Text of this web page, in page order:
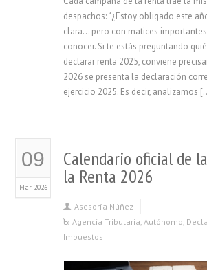
despachos: “¿Estoy obligado este
clara… pero con matices
conocer. Si te estás preguntando
declarar renta 2025, conviene
2026 se presenta la declaración
ejercicio 2025. Es decir, analizamos
09
Mar 2026
Calendario oficial de
la Renta 2026
Asesoría Núñez
Agencia Tributaria,Autónomo,
Impuestos